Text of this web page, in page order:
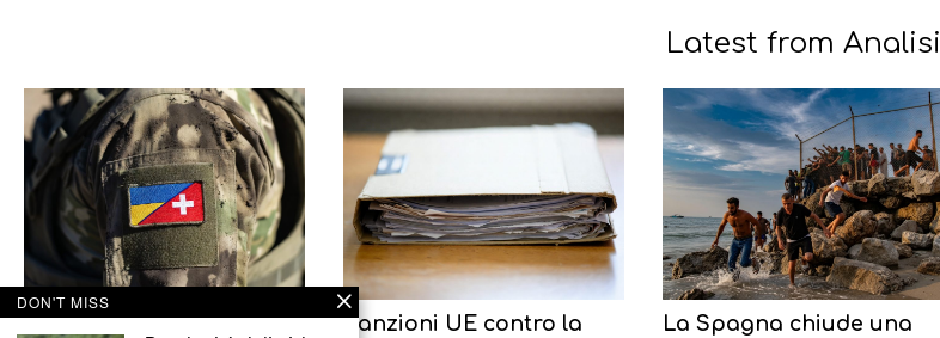
Latest from Analisi
Svizzeri nelle file delle
Sanzioni UE contro la
La Spagna chiude una
DON'T MISS